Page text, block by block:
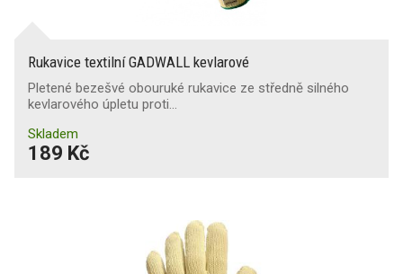
Rukavice textilní GADWALL kevlarové
Pletené bezešvé obouruké rukavice ze středně silného
kevlarového úpletu proti…
Skladem
189 Kč